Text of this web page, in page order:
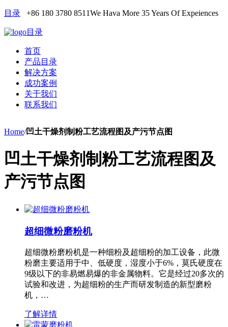
目录 +86 180 3780 8511We Hava More 35 Years Of Expeiences
目录
首页
产品目录
解决方案
成功案例
关于我们
联系我们
Home/凹土干燥剂制粉工艺流程图及产污节点图
凹土干燥剂制粉工艺流程图及
产污节点图
超细微粉磨粉机
超细微粉磨粉机是一种细粉及超细粉的加工设备，此微
粉磨主要适用于中、低硬度，湿度小于6%，莫氏硬度在
9级以下的非易燃易爆的非金属物料。它是经过20多次的
试验和改进，为超细粉的生产而研发制造的新型磨粉
机，…
了解详情